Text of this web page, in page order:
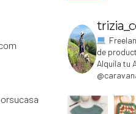
de
Alquila tu